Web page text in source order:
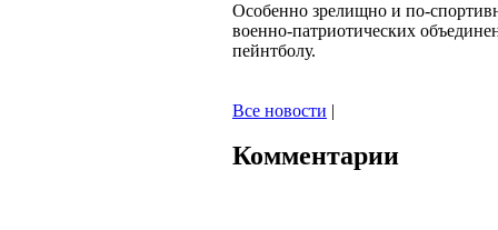
Особенно зрелищно и по-
военно-патриотических
пейнтболу.
Все новости |
Комментарии